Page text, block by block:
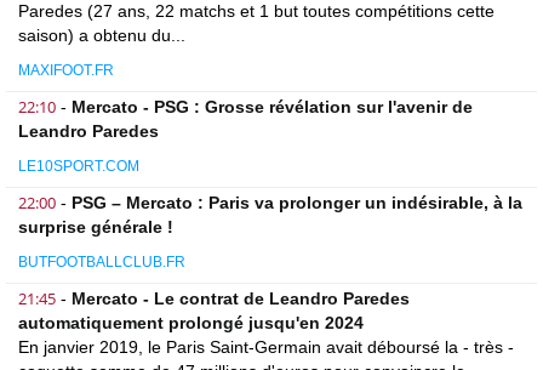
Paredes (27 ans, 22 matchs et 1 but toutes compétitions cette
saison) a obtenu du...
MAXIFOOT.FR
22:10 - Mercato - PSG : Grosse révélation sur l'avenir de
Leandro Paredes
LE10SPORT.COM
22:00 - PSG – Mercato : Paris va prolonger un indésirable, à la
surprise générale !
BUTFOOTBALLCLUB.FR
21:45 - Mercato - Le contrat de Leandro Paredes
automatiquement prolongé jusqu'en 2024
En janvier 2019, le Paris Saint-Germain avait déboursé la - très -